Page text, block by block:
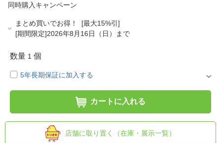
同時購入キャンペーン
まとめ買いでお得！ [最大15%引]
[期間限定]2026年8月16日（日）まで
数量 1 個
5年長期保証に加入する
カートに入れる
店舗に取り置く（在庫・展示一覧）